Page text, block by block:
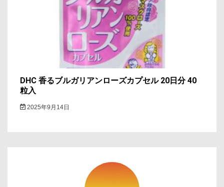
DHC 香るブルガリアンローズカプセル 20日分 40
粒入
2025年9月14日